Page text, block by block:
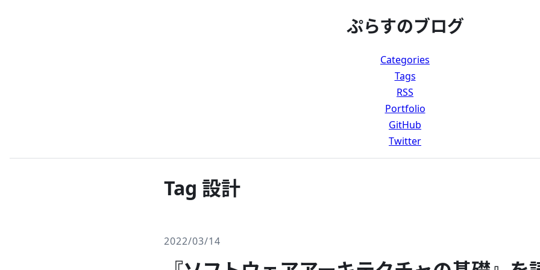
ぷらすのブログ
Categories
Tags
RSS
Portfolio
GitHub
Twitter
Tag 設計
2022/03/14